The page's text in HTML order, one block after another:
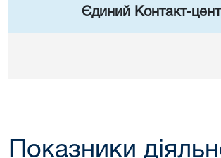
Єдиний Контакт-
Показники